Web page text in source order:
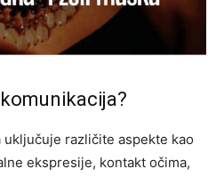
različite aspekte kao
ekspresije, kontakt očima,